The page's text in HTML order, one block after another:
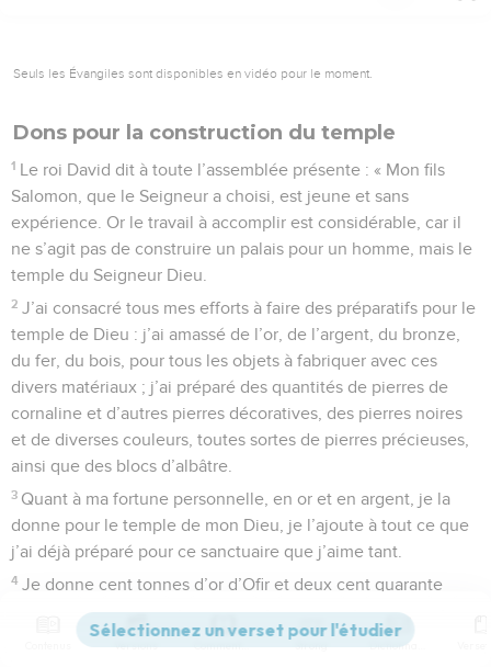
Seuls les Évangiles sont disponibles en vidéo pour le moment.
Dons pour la construction du temple
1 Le roi David dit à toute l’assemblée présente : « Mon fils
Salomon, que le Seigneur a choisi, est jeune et sans
expérience. Or le travail à accomplir est considérable, car il
ne s’agit pas de construire un palais pour un homme, mais le
temple du Seigneur Dieu.
2 J’ai consacré tous mes efforts à faire des préparatifs pour le
temple de Dieu : j’ai amassé de l’or, de l’argent, du bronze,
du fer, du bois, pour tous les objets à fabriquer avec ces
divers matériaux ; j’ai préparé des quantités de pierres de
cornaline et d’autres pierres décoratives, des pierres noires
et de diverses couleurs, toutes sortes de pierres précieuses,
ainsi que des blocs d’albâtre.
3 Quant à ma fortune personnelle, en or et en argent, je la
donne pour le temple de mon Dieu, je l’ajoute à tout ce que
j’ai déjà préparé pour ce sanctuaire que j’aime tant.
4 Je donne cent tonnes d’or d’Ofir et deux cent quarante
tonnes d’argent fin destiné à recouvrir les parois du temple.
Et maintenant, qui de vous s’engage librement à consacrer
Versions Commentaires Strong